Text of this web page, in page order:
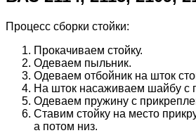
Процесс сборки стойки:
Прокачиваем стойку.
Одеваем пыльник.
Одеваем отбойник на шток
На шток насаживаем шайбу с
Одеваем пружину с
Ставим стойку на место
а потом низ.